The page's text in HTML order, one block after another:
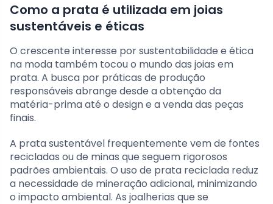
Como a prata é utilizada em joias
sustentáveis e éticas
O crescente interesse por sustentabilidade e ética
na moda também tocou o mundo das joias em
prata. A busca por práticas de produção
responsáveis abrange desde a obtenção da
matéria-prima até o design e a venda das peças
finais.
A prata sustentável frequentemente vem de fontes
recicladas ou de minas que seguem rigorosos
padrões ambientais. O uso de prata reciclada reduz
a necessidade de mineração adicional, minimizando
o impacto ambiental. As joalherias que se